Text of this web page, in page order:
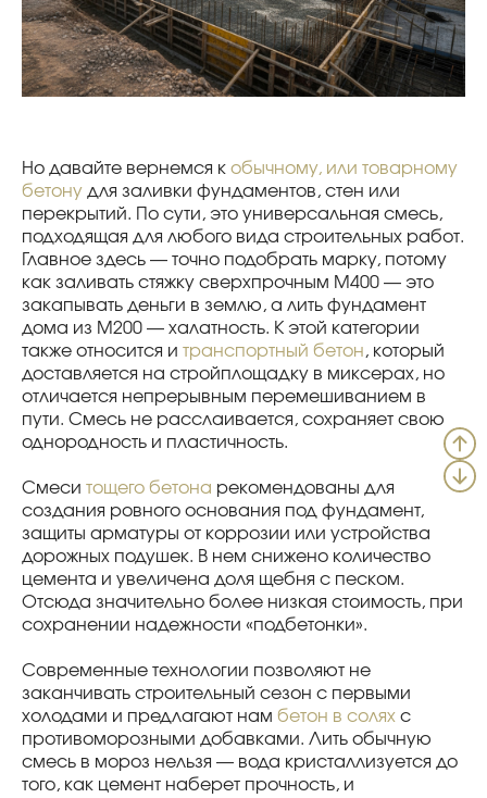
Но давайте вернемся к обычному, или товарному
бетону для заливки фундаментов, стен или
перекрытий. По сути, это универсальная смесь,
подходящая для любого вида строительных работ.
Главное здесь — точно подобрать марку, потому
как заливать стяжку сверхпрочным М400 — это
закапывать деньги в землю, а лить фундамент
дома из М200 — халатность. К этой категории
также относится и транспортный бетон, который
доставляется на стройплощадку в миксерах, но
отличается непрерывным перемешиванием в
пути. Смесь не расслаивается, сохраняет свою
однородность и пластичность.
Смеси тощего бетона рекомендованы для
создания ровного основания под фундамент,
защиты арматуры от коррозии или устройства
дорожных подушек. В нем снижено количество
цемента и увеличена доля щебня с песком.
Отсюда значительно более низкая стоимость, при
сохранении надежности «подбетонки».
Современные технологии позволяют не
заканчивать строительный сезон с первыми
холодами и предлагают нам бетон в солях с
противоморозными добавками. Лить обычную
смесь в мороз нельзя — вода кристаллизуется до
того, как цемент наберет прочность, и